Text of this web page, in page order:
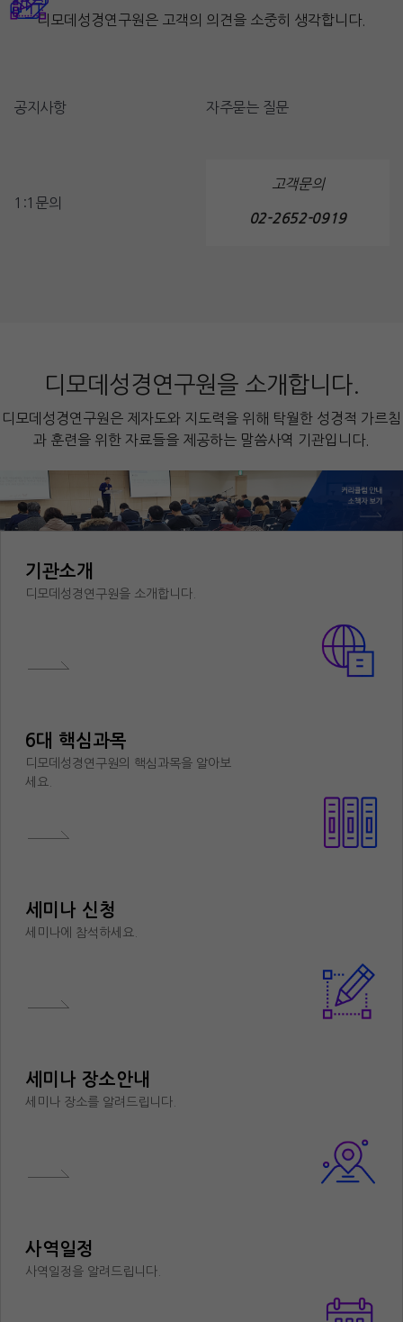
디모데성경연구원은 고객의 의견을 소중히 생각합니다.
공지사항 자주묻는 질문
1:1문의
고객문의
02-2652-0919
디모데성경연구원을 소개합니다.
디모데성경연구원은 제자도와 지도력을 위해 탁월한 성경적 가르침
과 훈련을 위한 자료들을 제공하는 말씀사역 기관입니다.
기관소개
디모데성경연구원을 소개합니다.
6대 핵심과목
디모데성경연구원의 핵심과목을 알아보
세요.
세미나 신청
세미나에 참석하세요.
세미나 장소안내
세미나 장소를 알려드립니다.
사역일정
사역일정을 알려드립니다.